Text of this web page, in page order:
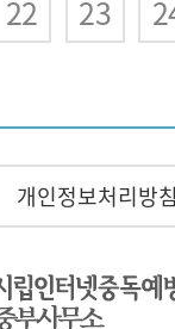
22 23
개인정보처리방